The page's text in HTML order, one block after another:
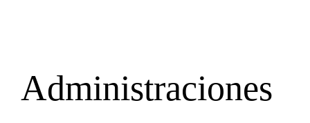
Administraciones